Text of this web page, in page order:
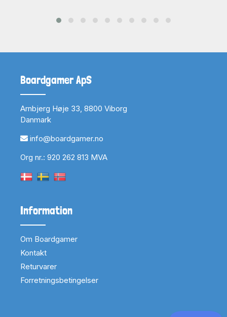
Boardgamer ApS
Arnbjerg Høje 33, 8800 Viborg
Danmark
info@boardgamer.no
Org nr.: 920 262 813 MVA
Information
Om Boardgamer
Kontakt
Returvarer
Forretningsbetingelser